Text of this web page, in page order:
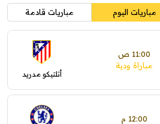
مباريات اليوم مباريات قادمة
11:00 ص
مباراة ودية
أتلتيكو مدريد
12:00 م